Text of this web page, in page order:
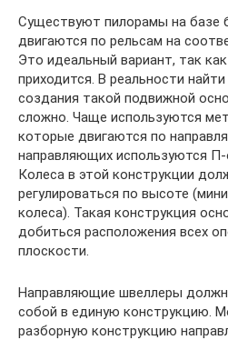
Существуют пилорамы на базе
двигаются по рельсам на
Это идеальный вариант, так
приходится. В реальности
создания такой подвижной
сложно. Чаще используются
которые двигаются по
направляющих используются
Колеса в этой конструкции
регулироваться по высоте
колеса). Такая конструкция
добиться расположения всех
плоскости.
Направляющие швеллеры
собой в единую конструкцию.
разборную конструкцию